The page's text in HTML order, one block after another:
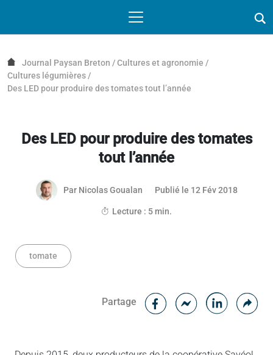
Journal Paysan Breton /Cultures et agronomie /
Cultures légumières /
Des LED pour produire des tomates tout l’année
Des LED pour produire des tomates
tout l’année
Par Nicolas Goualan Publié le 12 Fév 201812
Lecture : 5 min.
tomate
Partage
Facebook